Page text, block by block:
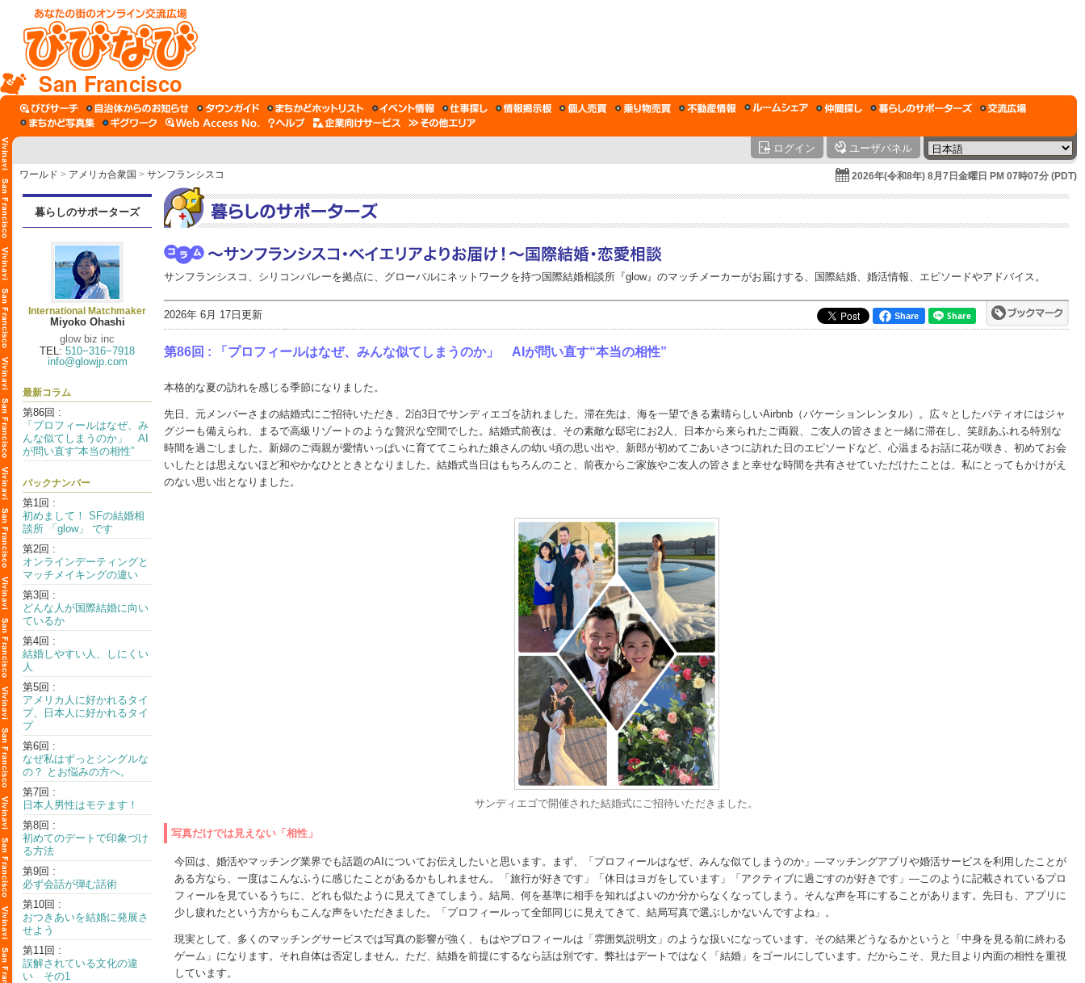
San Francisco
ログイン ユーザパネル
ワールド > アメリカ合衆国 > サンフランシスコ 2026年(令和8年) 8月7日金曜日 PM 07時07分 (PDT)
暮らしのサポーターズ
International Matchmaker
Miyoko Ohashi
glow biz inc
TEL: 510−316−7918
info@glowjp.com
最新コラム
第86回 :
「プロフィールはなぜ、み
んな似てしまうのか」 AI
が問い直す“本当の相性”
バックナンバー
第1回 :
初めまして！ SFの結婚相
談所 「glow」 です
第2回 :
オンラインデーティングと
マッチメイキングの違い
第3回 :
どんな人が国際結婚に向い
ているか
第4回 :
結婚しやすい人、しにくい
人
第5回 :
アメリカ人に好かれるタイ
プ、日本人に好かれるタイ
プ
第6回 :
なぜ私はずっとシングルな
の？ とお悩みの方へ。
第7回 :
日本人男性はモテます！
第8回 :
初めてのデートで印象づけ
る方法
第9回 :
必ず会話が弾む話術
第10回 :
おつきあいを結婚に発展さ
せよう
第11回 :
誤解されている文化の違
い その1
サンフランシスコ、シリコンバレーを拠点に、グローバルにネットワークを持つ国際結婚相談所『glow』のマッチメーカーがお届けする、国際結婚、婚活情報、エピソードやアドバイス。
2026年 6月 17日更新 Share
第86回 : 「プロフィールはなぜ、みんな似てしまうのか」 AIが問い直す“本当の相性”
本格的な夏の訪れを感じる季節になりました。
先日、元メンバーさまの結婚式にご招待いただき、2泊3日でサンディエゴを訪れました。滞在先は、海を一望できる素晴らしいAirbnb（バケーションレンタル）。広々としたパティオにはジャ
グジーも備えられ、まるで高級リゾートのような贅沢な空間でした。結婚式前夜は、その素敵な邸宅にお2人、日本から来られたご両親、ご友人の皆さまと一緒に滞在し、笑顔あふれる特別な
時間を過ごしました。新婦のご両親が愛情いっぱいに育ててこられた娘さんの幼い頃の思い出や、新郎が初めてごあいさつに訪れた日のエピソードなど、心温まるお話に花が咲き、初めてお会
いしたとは思えないほど和やかなひとときとなりました。結婚式当日はもちろんのこと、前夜からご家族やご友人の皆さまと幸せな時間を共有させていただけたことは、私にとってもかけがえ
のない思い出となりました。
サンディエゴで開催された結婚式にご招待いただきました。
写真だけでは見えない「相性」
今回は、婚活やマッチング業界でも話題のAIについてお伝えしたいと思います。まず、「プロフィールはなぜ、みんな似てしまうのか」―マッチングアプリや婚活サービスを利用したことが
ある方なら、一度はこんなふうに感じたことがあるかもしれません。「旅行が好きです」「休日はヨガをしています」「アクティブに過ごすのが好きです」―このように記載されているプロ
フィールを見ているうちに、どれも似たように見えてきてしまう。結局、何を基準に相手を知ればよいのか分からなくなってしまう。そんな声を耳にすることがあります。先日も、アプリに
少し疲れたという方からもこんな声をいただきました。「プロフィールって全部同じに見えてきて、結局写真で選ぶしかないんですよね」。
現実として、多くのマッチングサービスでは写真の影響が強く、もはやプロフィールは「雰囲気説明文」のような扱いになっています。その結果どうなるかというと「中身を見る前に終わる
ゲーム」になります。それ自体は否定しません。ただ、結婚を前提にするなら話は別です。弊社はデートではなく「結婚」をゴールにしています。だからこそ、見た目より内面の相性を重視
しています。